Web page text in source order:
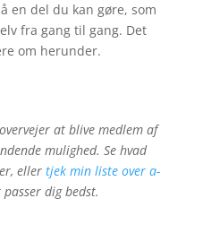
en del du kan gøre, som
fra gang til gang. Det
om herunder.
at blive medlem af
mulighed. Se hvad
eller tjek min liste over a-
dig bedst.